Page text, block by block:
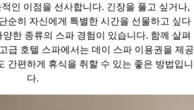
인 이점을 선사합니다. 긴장을 풀고 싶거나,
순히 자신에게 특별한 시간을 선물하고 싶다
한 종류의 스파 경험이 있습니다. 함께 살펴
급 호텔 스파에서는 데이 스파 이용권을 제공
간편하게 휴식을 취할 수 있는 좋은 방법입니
다.